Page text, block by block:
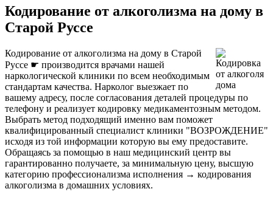
Кодирование от алкоголизма на дому в
Старой Руссе
Кодирование от алкоголизма на дому в Старой
Руссе ☛ производится врачами нашей
наркологической клиники по всем необходимым
стандартам качества. Нарколог выезжает по
вашему адресу, после согласования деталей процедуры по
телефону и реализует кодировку медикаментозным методом.
Выбрать метод подходящий именно вам поможет
квалифицированный специалист клиники "ВОЗРОЖДЕНИЕ"
исходя из той информации которую вы ему предоставите.
Обращаясь за помощью в наш медицинский центр вы
гарантированно получаете, за минимальную цену, высшую
категорию профессионализма исполнения → кодирования
алкоголизма в домашних условиях.